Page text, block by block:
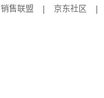
销售联盟 京东社区